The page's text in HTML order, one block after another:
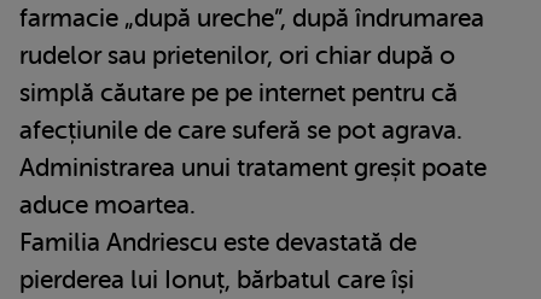
farmacie „după ureche”, după îndrumarea
rudelor sau prietenilor, ori chiar după o
simplă căutare pe pe internet pentru că
afecțiunile de care suferă se pot agrava.
Administrarea unui tratament greșit poate
aduce moartea.
Familia Andriescu este devastată de
pierderea lui Ionuț, bărbatul care își